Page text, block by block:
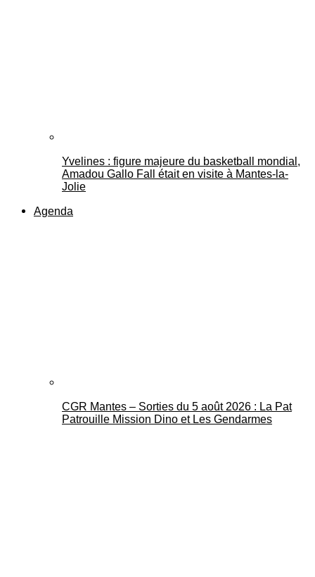
Yvelines : figure majeure du basketball mondial,
Amadou Gallo Fall était en visite à Mantes-la-
Jolie
Agenda
CGR Mantes – Sorties du 5 août 2026 : La Pat
Patrouille Mission Dino et Les Gendarmes